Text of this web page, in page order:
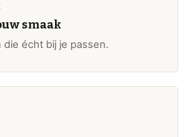
smaak
écht bij je passen.